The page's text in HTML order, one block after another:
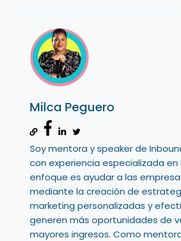
Milca Peguero
Soy mentora y speaker de
con experiencia especializada en
enfoque es ayudar a las
mediante la creación de
marketing personalizadas y
generen más oportunidades de
mayores ingresos. Como